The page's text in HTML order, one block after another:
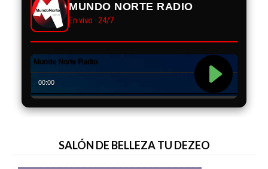
MUNDO NORTE RADIO
En vivo · 24/7
SALÓN DE BELLEZA TU DEZEO